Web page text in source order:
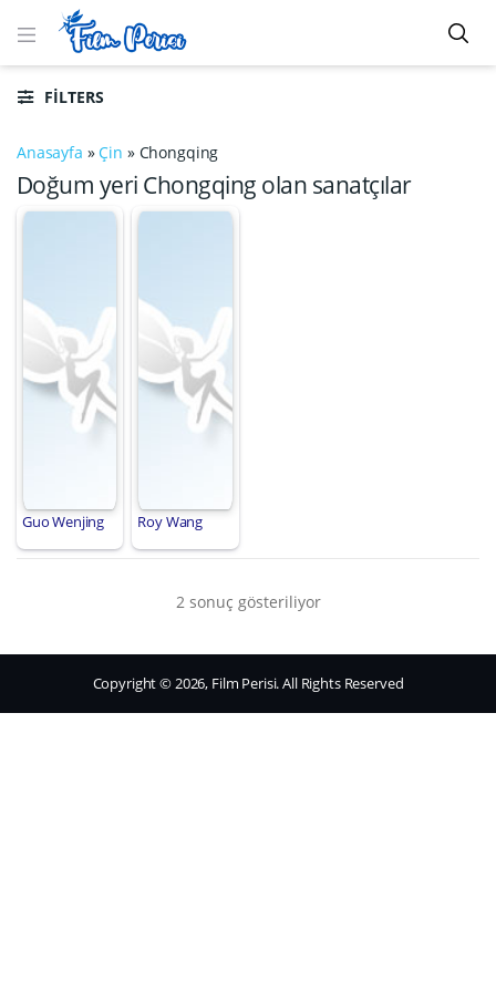
FILTERS
Anasayfa »Çin » Chongqing
Doğum yeri Chongqing olan sanatçılar
Guo Wenjing Roy Wang
2 sonuç gösteriliyor
Copyright © 2026, Film Perisi. All Rights Reserved